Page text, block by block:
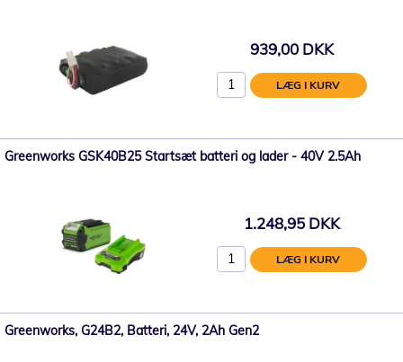
939,00 DKK
LÆG I KURV
Greenworks GSK40B25 Startsæt batteri og lader - 40V 2.5Ah
1.248,95 DKK
LÆG I KURV
Greenworks, G24B2, Batteri, 24V, 2Ah Gen2